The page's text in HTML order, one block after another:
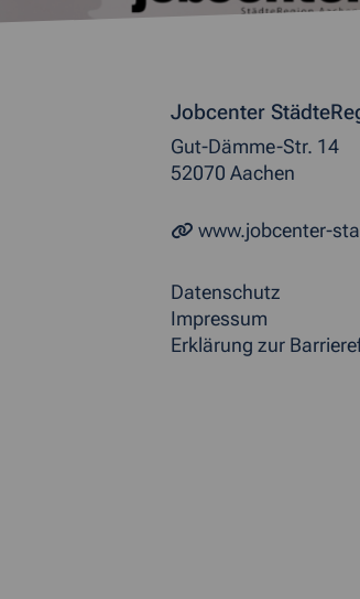
Jobcenter
Gut-Dämme-Str. 14
52070 Aachen
www.jobcenter-
Datenschutz
Impressum
Erklärung zur